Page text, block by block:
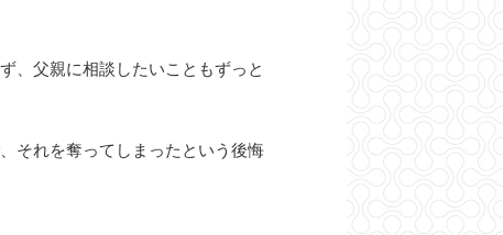
、父親に相談したいこともずっと
それを奪ってしまったという後悔